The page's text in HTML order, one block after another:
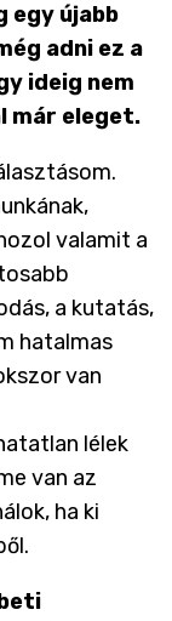
egy újabb
adni ez a
ideig nem
már eleget.
valamit a
a kutatás,
hatalmas
van
lélek
van az
ha ki